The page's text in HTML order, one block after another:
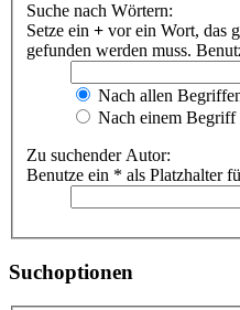
Suche nach Wörtern:
Setze ein + vor ein Wort, das
gefunden werden muss.
Nach allen
Nach einem Begriff
Zu suchender Autor:
Benutze ein * als Platzhalter
Suchoptionen